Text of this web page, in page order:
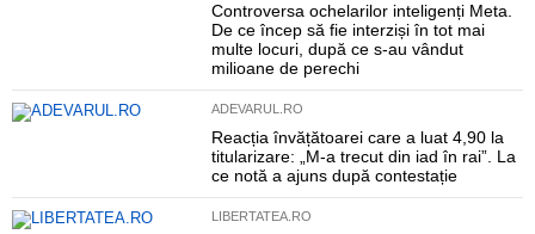
Controversa ochelarilor inteligenți Meta.
De ce încep să fie interziși în tot mai
multe locuri, după ce s-au vândut
milioane de perechi
ADEVARUL.RO
Reacția învățătoarei care a luat 4,90 la
titularizare: „M-a trecut din iad în rai”. La
ce notă a ajuns după contestație
LIBERTATEA.RO